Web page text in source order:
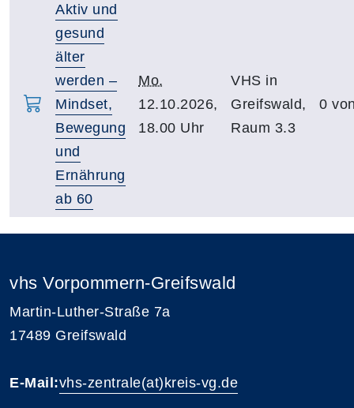
Aktiv und
gesund
älter
werden –
Mindset,
Bewegung
und
Ernährung
ab 60
Mo.
12.10.2026,
18.00 Uhr
VHS in
Greifswald,
Raum 3.3
0
vhs Vorpommern-Greifswald
Martin-Luther-Straße 7a
17489 Greifswald
E-Mail:vhs-zentrale(at)kreis-vg.de